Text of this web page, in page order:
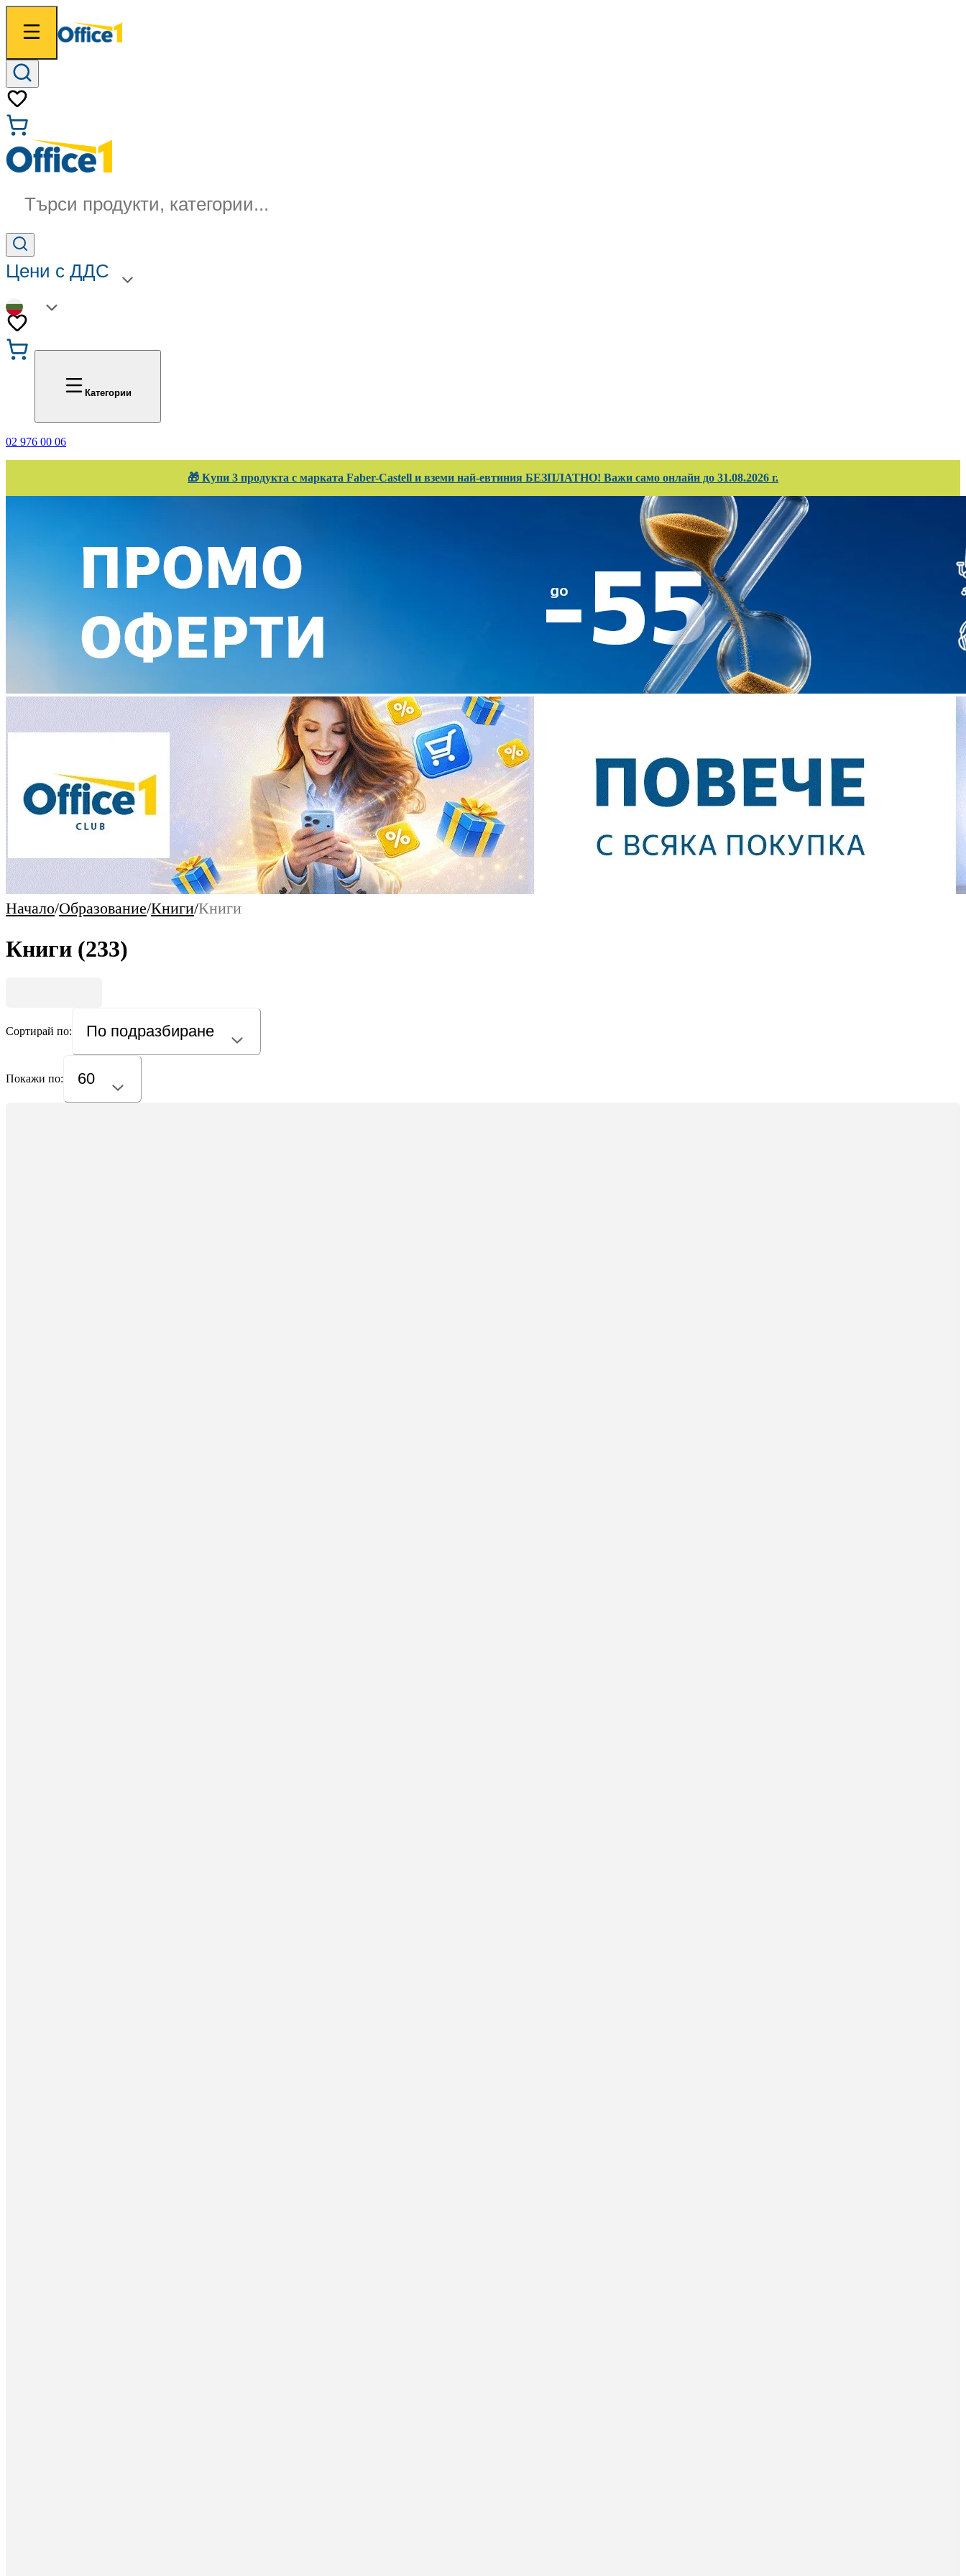
Търси продукти, категории...
Цени с ДДС
BG
Категории
02 976 00 06
🎁 Купи 3 продукта с марката Faber-Castell и вземи най-евтиния БЕЗПЛАТНО! Важи само онлайн до 31.08.2026 г.
Начало/Образование/Книги/Книги
Книги (233)
Сортирай по: По подразбиране
Покажи по: 60